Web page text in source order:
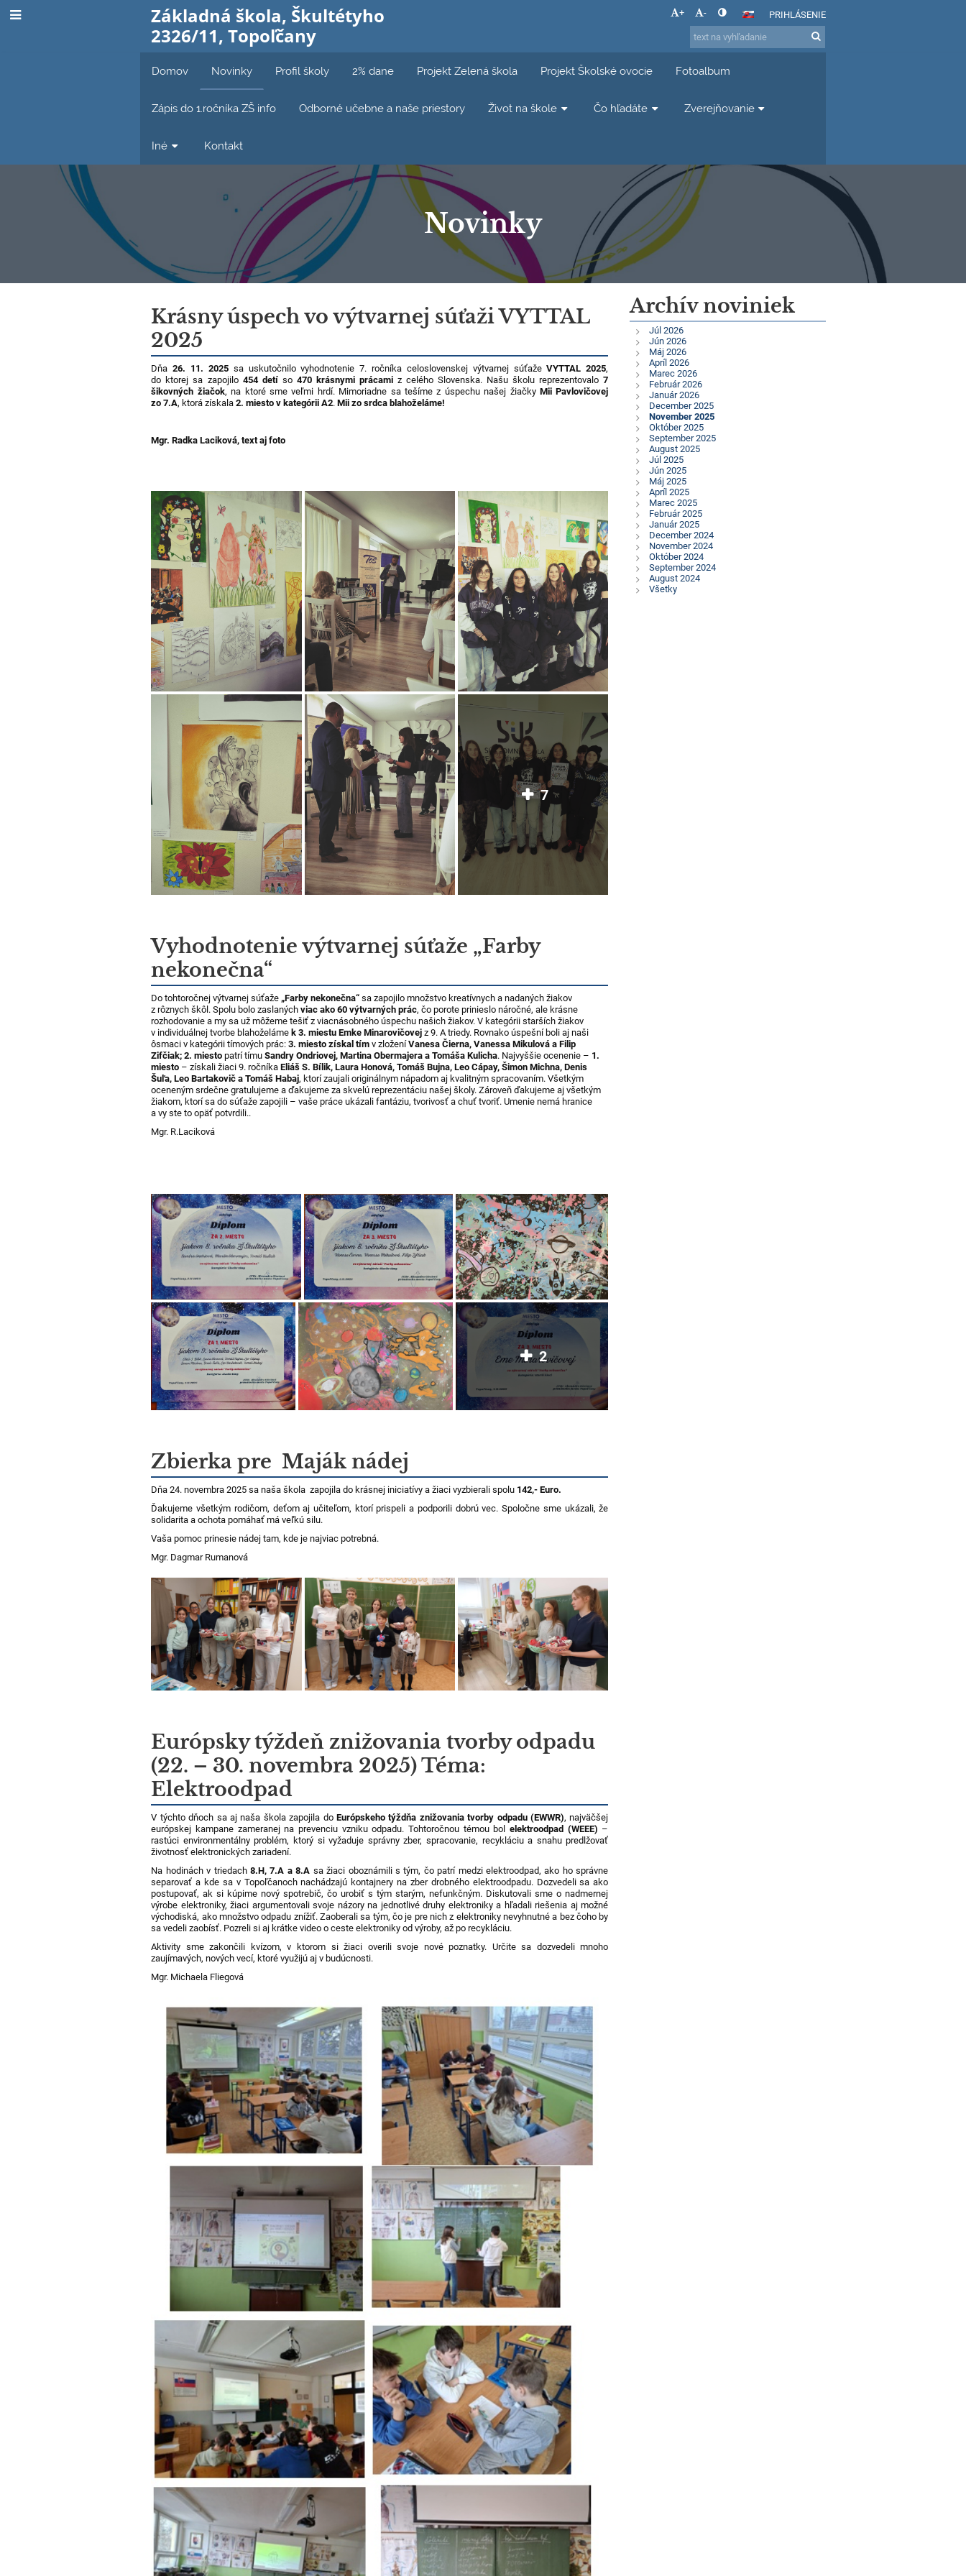
Základná škola, Škultétyho
2326/11, Topoľčany
+ - PRIHLÁSENIE
Domov Novinky Profil školy 2% dane Projekt Zelená škola Projekt Školské ovocie Fotoalbum
Zápis do 1.ročníka ZŠ info Odborné učebne a naše priestory Život na škole Čo hľadáte Zverejňovanie
Iné Kontakt
Novinky
Novinky
Krásny úspech vo výtvarnej súťaži VYTTAL
2025
Dňa26. 11. 2025sa uskutočnilo vyhodnotenie 7. ročníka celoslovenskej výtvarnej súťažeVYTTAL 2025,
do ktorej sa zapojilo 454 detíso 470 krásnymi prácamiz celého Slovenska. Našu školu reprezentovalo7
šikovných žiačok, na ktoré sme veľmi hrdí. Mimoriadne sa tešíme z úspechu našej žiačky Mii Pavlovičovej
zo 7.A, ktorá získala2. miesto v kategórii A2.Mii zo srdca blahoželáme!
Mgr. Radka Laciková, text aj foto
7
Vyhodnotenie výtvarnej súťaže „Farby
nekonečna“
Do tohtoročnej výtvarnej súťaže „Farby nekonečna“ sa zapojilo množstvo kreatívnych a nadaných žiakov
z rôznych škôl. Spolu bolo zaslanýchviac ako 60 výtvarných prác, čo porote prinieslo náročné, ale krásne
rozhodovanie a my sa už môžeme tešiť z viacnásobného úspechu našich žiakov. V kategórii starších žiakov
v individuálnej tvorbe blahoželáme k 3. miestu Emke Minarovičovej z 9. A triedy. Rovnako úspešní boli aj naši
ôsmaci v kategórii tímových prác:3. miesto získal tím v zloženíVanesa Čierna, Vanessa Mikulová a Filip
Zifčiak; 2. miesto patrí tímuSandry Ondriovej, Martina Obermajera a Tomáša Kulicha. Najvyššie ocenenie – 1.
miesto – získali žiaci 9. ročníkaEliáš S. Bílik, Laura Honová, Tomáš Bujna, Leo Cápay, Šimon Michna, Denis
Šuľa, Leo Bartakovič a Tomáš Habaj, ktorí zaujali originálnym nápadom aj kvalitným spracovaním. Všetkým
oceneným srdečne gratulujeme a ďakujeme za skvelú reprezentáciu našej školy. Zároveň ďakujeme aj všetkým
žiakom, ktorí sa do súťaže zapojili – vaše práce ukázali fantáziu, tvorivosť a chuť tvoriť. Umenie nemá hranice
a vy ste to opäť potvrdili..
Mgr. R.Laciková
2
Zbierka pre Maják nádej
Dňa 24. novembra 2025 sa naša škola zapojila do krásnej iniciatívy a žiaci vyzbierali spolu 142,- Euro.
Ďakujeme všetkým rodičom, deťom aj učiteľom, ktorí prispeli a podporili dobrú vec. Spoločne sme ukázali, že
solidarita a ochota pomáhať má veľkú silu.
Vaša pomoc prinesie nádej tam, kde je najviac potrebná.
Mgr. Dagmar Rumanová
Európsky týždeň znižovania tvorby odpadu
(22. – 30. novembra 2025) Téma:
Elektroodpad
V týchto dňoch sa aj naša škola zapojila do Európskeho týždňa znižovania tvorby odpadu (EWWR), najväčšej
európskej kampane zameranej na prevenciu vzniku odpadu. Tohtoročnou témou bol elektroodpad (WEEE) –
rastúci environmentálny problém, ktorý si vyžaduje správny zber, spracovanie, recykláciu a snahu predlžovať
životnosť elektronických zariadení.
Na hodinách v triedach8.H, 7.A a 8.A sa žiaci oboznámili s tým, čo patrí medzi elektroodpad, ako ho správne
separovať a kde sa v Topoľčanoch nachádzajú kontajnery na zber drobného elektroodpadu. Dozvedeli sa ako
postupovať, ak si kúpime nový spotrebič, čo urobiť s tým starým, nefunkčným. Diskutovali sme o nadmernej
výrobe elektroniky, žiaci argumentovali svoje názory na jednotlivé druhy elektroniky a hľadali riešenia aj možné
východiská, ako množstvo odpadu znížiť. Zaoberali sa tým, čo je pre nich z elektroniky nevyhnutné a bez čoho by
sa vedeli zaobísť. Pozreli si aj krátke video o ceste elektroniky od výroby, až po recykláciu.
Aktivity sme zakončili kvízom, v ktorom si žiaci overili svoje nové poznatky. Určite sa dozvedeli mnoho
zaujímavých, nových vecí, ktoré využijú aj v budúcnosti.
Mgr. Michaela Fliegová
Archív noviniek
Júl 2026
Jún 2026
Máj 2026
Apríl 2026
Marec 2026
Február 2026
Január 2026
December 2025
November 2025
Október 2025
September 2025
August 2025
Júl 2025
Jún 2025
Máj 2025
Apríl 2025
Marec 2025
Február 2025
Január 2025
December 2024
November 2024
Október 2024
September 2024
August 2024
Všetky